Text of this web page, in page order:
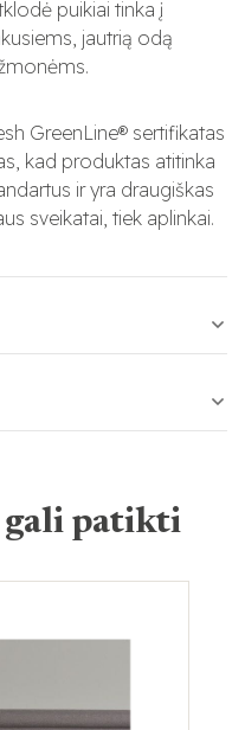
puikiai tinka į
jautrią odą
GreenLine® sertifikatas
kad produktas atitinka
ir yra draugiškas
sveikatai, tiek aplinkai.
gali patikti